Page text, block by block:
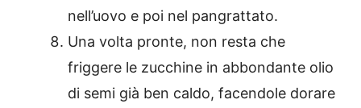
nell’uovo e poi nel pangrattato.
Una volta pronte, non resta che
friggere le zucchine in abbondante olio
di semi già ben caldo, facendole dorare